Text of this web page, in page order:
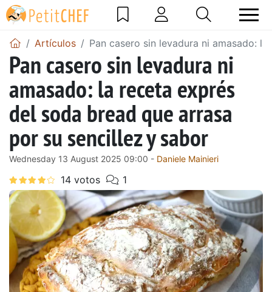
Artículos Pan casero sin levadura ni amasado:
Pan casero sin levadura ni
amasado: la receta exprés
del soda bread que arrasa
por su sencillez y sabor
Wednesday 13 August 2025 09:00 - Daniele Mainieri